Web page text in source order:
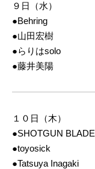
９日（水）
●Behring
●山田宏樹
●らりはsolo
●藤井美陽
１０日（木）
●SHOTGUN BLADE
●toyosick
●Tatsuya Inagaki